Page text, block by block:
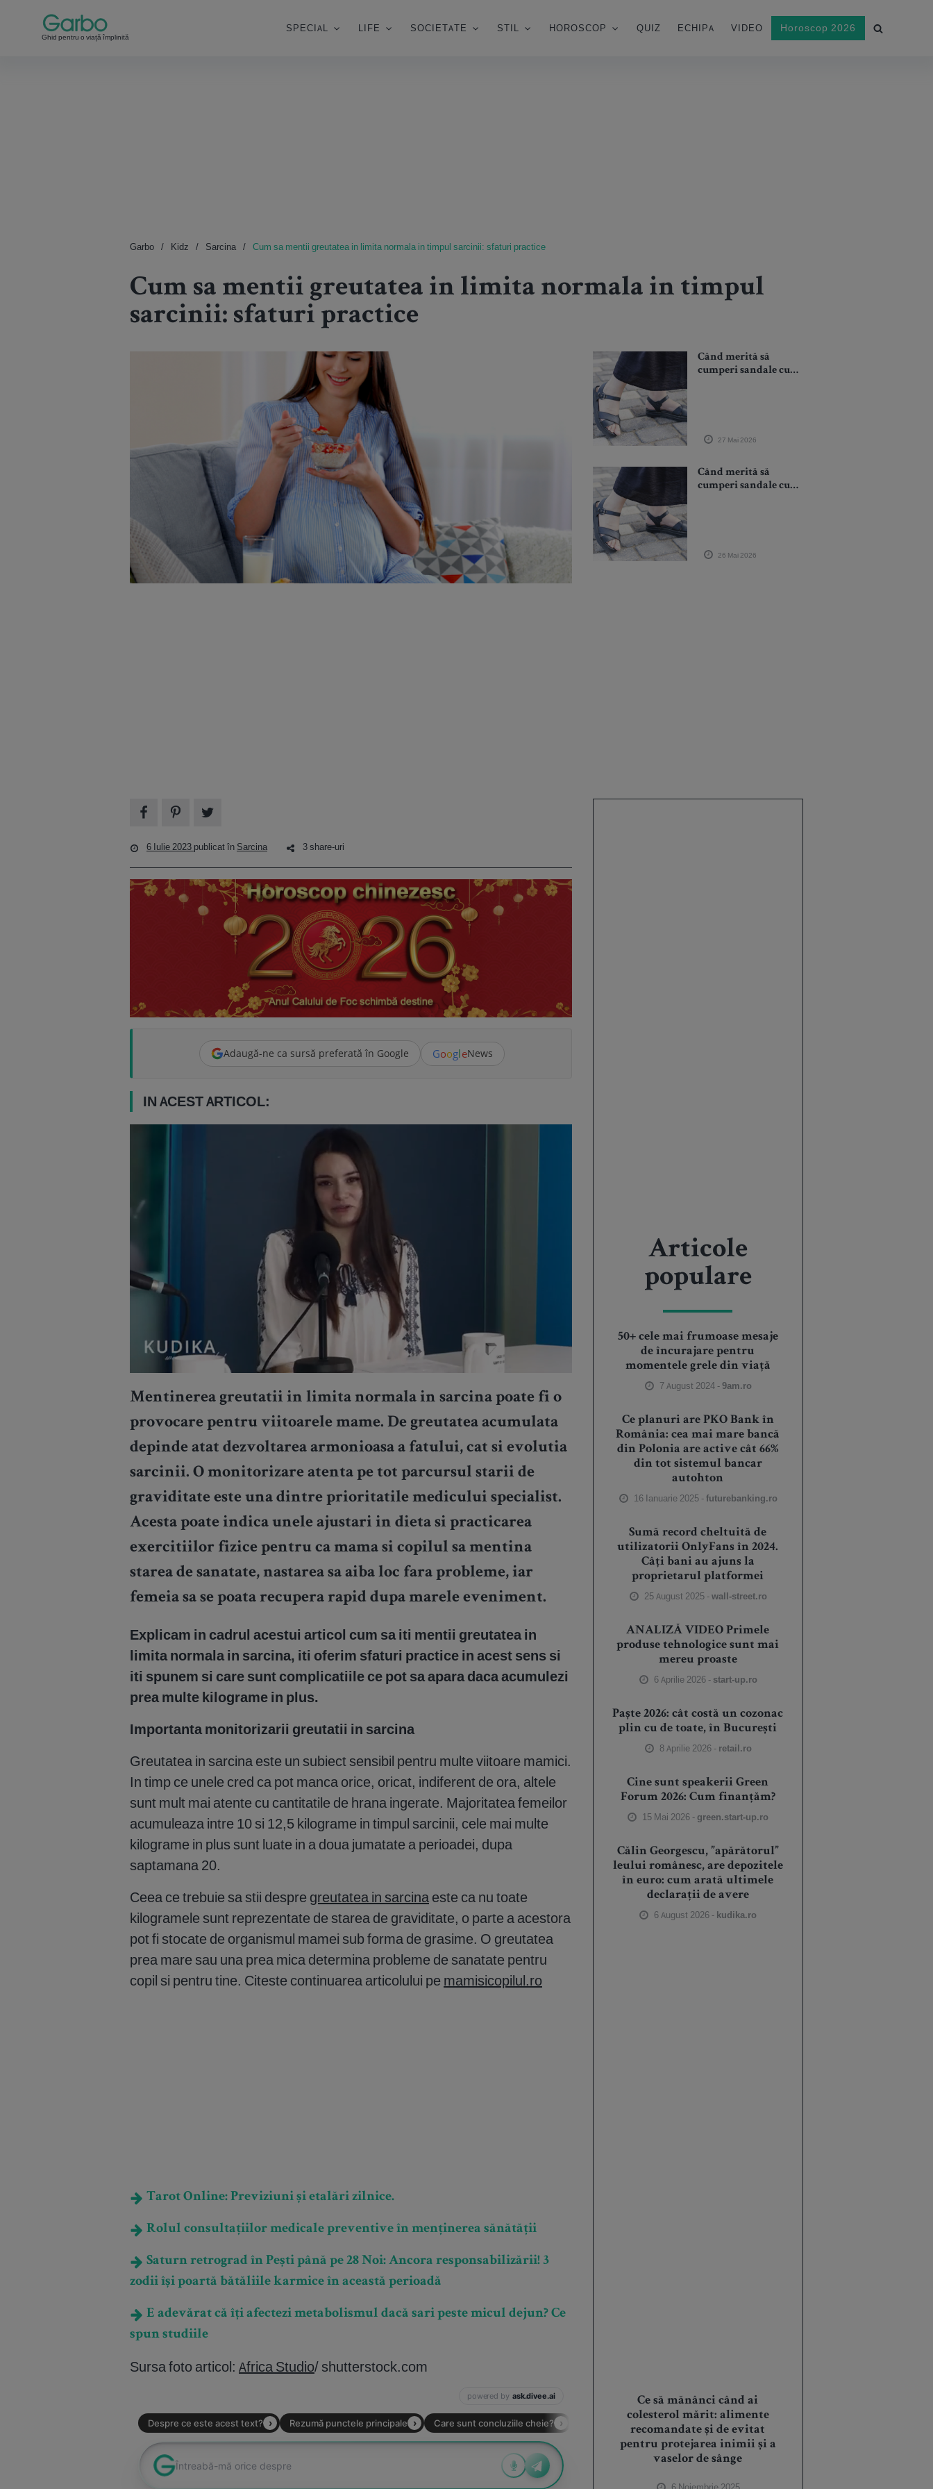
Ghid pentru o viață împlinită
SPECIAL LIFE SOCIETATE STIL HOROSCOP QUIZ ECHIPA VIDEO Horoscop 2026
Garbo Kidz Sarcina Cum sa mentii greutatea in limita normala in timpul sarcinii: sfaturi practice
Cum sa mentii greutatea in limita normala in timpul
sarcinii: sfaturi practice
Când merită să
cumperi sandale cu
27 Mai 2026
Când merită să
cumperi sandale cu
26 Mai 2026
6 Iulie 2023 publicat în Sarcina 3 share-uri
Adaugă-ne ca sursă preferată în Google GoogleNews
IN ACEST ARTICOL:
Mentinerea greutatii in limita normala in sarcina poate fi o
provocare pentru viitoarele mame. De greutatea acumulata
depinde atat dezvoltarea armonioasa a fatului, cat si evolutia
sarcinii. O monitorizare atenta pe tot parcursul starii de
graviditate este una dintre prioritatile medicului specialist.
Acesta poate indica unele ajustari in dieta si practicarea
exercitiilor fizice pentru ca mama si copilul sa mentina
starea de sanatate, nastarea sa aiba loc fara probleme, iar
femeia sa se poata recupera rapid dupa marele eveniment.
Explicam in cadrul acestui articol cum sa iti mentii greutatea in
limita normala in sarcina, iti oferim sfaturi practice in acest sens si
iti spunem si care sunt complicatiile ce pot sa apara daca acumulezi
prea multe kilograme in plus.
Importanta monitorizarii greutatii in sarcina
Greutatea in sarcina este un subiect sensibil pentru multe viitoare mamici.
In timp ce unele cred ca pot manca orice, oricat, indiferent de ora, altele
sunt mult mai atente cu cantitatile de hrana ingerate. Majoritatea femeilor
acumuleaza intre 10 si 12,5 kilograme in timpul sarcinii, cele mai multe
kilograme in plus sunt luate in a doua jumatate a perioadei, dupa
saptamana 20.
Ceea ce trebuie sa stii despre greutatea in sarcina este ca nu toate
kilogramele sunt reprezentate de starea de graviditate, o parte a acestora
pot fi stocate de organismul mamei sub forma de grasime. O greutatea
prea mare sau una prea mica determina probleme de sanatate pentru
copil si pentru tine. Citeste continuarea articolului pe mamisicopilul.ro
Tarot Online: Previziuni și etalări zilnice.
Rolul consultațiilor medicale preventive în menținerea sănătății
Saturn retrograd în Pești până pe 28 Noi: Ancora responsabilizării! 3
zodii își poartă bătăliile karmice în această perioadă
E adevărat că îți afectezi metabolismul dacă sari peste micul dejun? Ce
spun studiile
Sursa foto articol: Africa Studio/ shutterstock.com
Articole
populare
50+ cele mai frumoase mesaje
de încurajare pentru
momentele grele din viață
7 August 2024 -9am.ro
Ce planuri are PKO Bank în
România: cea mai mare bancă
din Polonia are active cât 66%
din tot sistemul bancar
autohton
16 Ianuarie 2025 -futurebanking.ro
Sumă record cheltuită de
utilizatorii OnlyFans în 2024.
Câți bani au ajuns la
proprietarul platformei
25 August 2025 -wall-street.ro
ANALIZĂ VIDEO Primele
produse tehnologice sunt mai
mereu proaste
6 Aprilie 2026 - start-up.ro
Paște 2026: cât costă un cozonac
plin cu de toate, în București
8 Aprilie 2026 - retail.ro
Cine sunt speakerii Green
Forum 2026: Cum finanțăm?
15 Mai 2026 - green.start-up.ro
Călin Georgescu, ”apărătorul”
leului românesc, are depozitele
în euro: cum arată ultimele
declarații de avere
6 August 2026 - kudika.ro
Ce să mănânci când ai
colesterol mărit: alimente
recomandate și de evitat
pentru protejarea inimii și a
vaselor de sânge